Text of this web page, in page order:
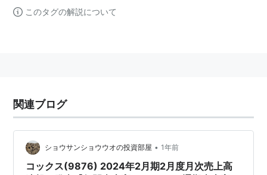
このタグの解説について
関連ブログ
ショウサンショウウオの投資部屋 • 1年前
コックス(9876) 2024年2月期2月度月次売上高